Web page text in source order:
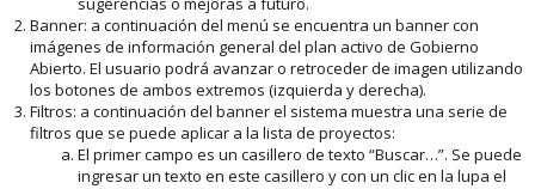
Banner: a continuación del menú se encuentra un banner con
imágenes de información general del plan activo de Gobierno
Abierto. El usuario podrá avanzar o retroceder de imagen utilizando
los botones de ambos extremos (izquierda y derecha).
Filtros: a continuación del banner el sistema muestra una serie de
filtros que se puede aplicar a la lista de proyectos:
El primer campo es un casillero de texto “Buscar…”. Se puede
ingresar un texto en este casillero y con un clic en la lupa el